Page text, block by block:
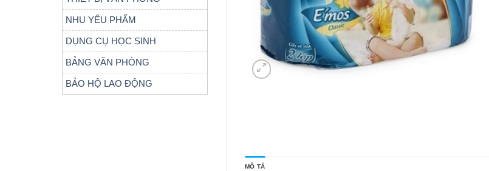
NHU YẾU PHẨM
DỤNG CỤ HỌC SINH
BẢNG VĂN PHÒNG
BẢO HỘ LAO ĐỘNG
MÔ TẢ